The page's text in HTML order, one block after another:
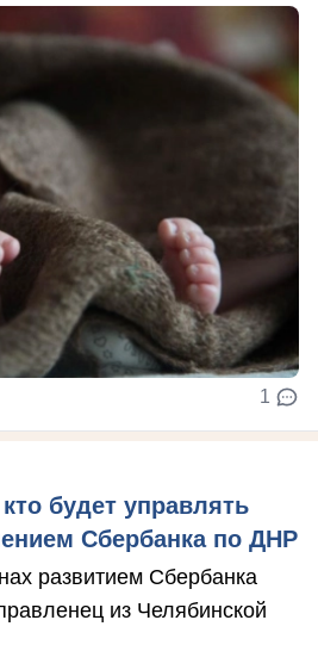
1
будет управлять
Сбербанка по ДНР
развитием Сбербанка
из Челябинской